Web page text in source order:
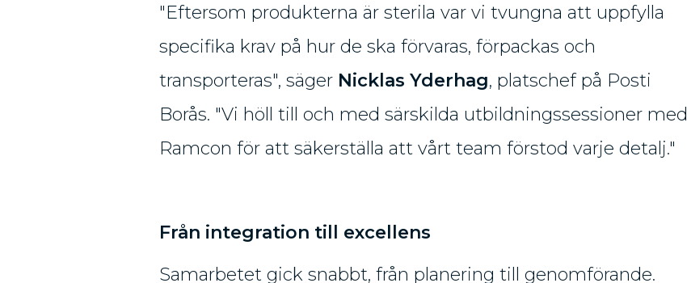
"Eftersom produkterna är sterila var vi tvungna att uppfylla
specifika krav på hur de ska förvaras, förpackas och
transporteras", säger Nicklas Yderhag, platschef på Posti
Borås. "Vi höll till och med särskilda utbildningssessioner med
Ramcon för att säkerställa att vårt team förstod varje detalj."
Från integration till excellens
Samarbetet gick snabbt, från planering till genomförande.